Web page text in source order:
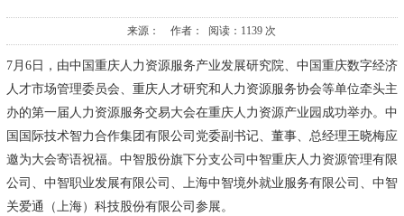
来源： 作者： 阅读：1139 次
7月6日，由中国重庆人力资源服务产业发展研究院、中国重庆数字经济
人才市场管理委员会、重庆人才研究和人力资源服务协会等单位牵头主
办的第一届人力资源服务交易大会在重庆人力资源产业园成功举办。中
国国际技术智力合作集团有限公司党委副书记、董事、总经理王晓梅应
邀为大会寄语祝福。中智股份旗下分支公司中智重庆人力资源管理有限
公司、中智职业发展有限公司、上海中智境外就业服务有限公司、中智
关爱通（上海）科技股份有限公司参展。